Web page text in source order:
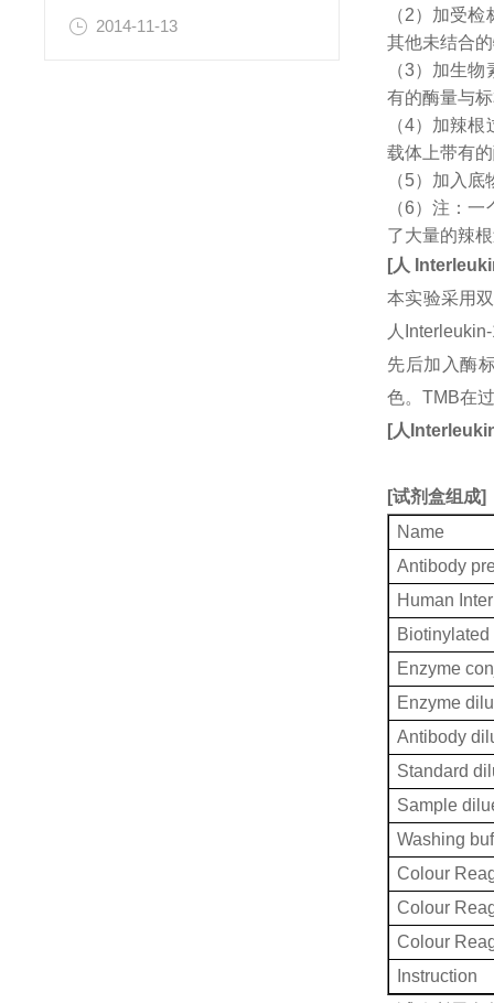
2014-11-13
（2）加受
其他未结合
（3）加生
有的酶量与
（4）加辣
载体上带有
（5）加入
（6）注：
了大量的辣
[人
本实验采用
人
先后加入酶
色。TMB在
[人
[试剂盒组成]
Name
Antibody
Human
Enzyme
Enzyme
Antibody
Standard
Sample
Washing
Colour
Colour
Colour
Instruction